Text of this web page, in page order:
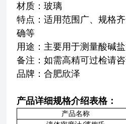
材质：玻璃
特点：适用范围广、规格
确等
用途：主要用于测量酸碱
备注：如需高精可过检请
品牌：合肥欣泽
产品详细规格介绍表格：
产品名称